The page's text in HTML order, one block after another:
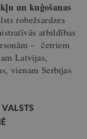
un kuģošanas
robežsardzes
atbildības
– četriem
Latvijas,
vienam Serbijas